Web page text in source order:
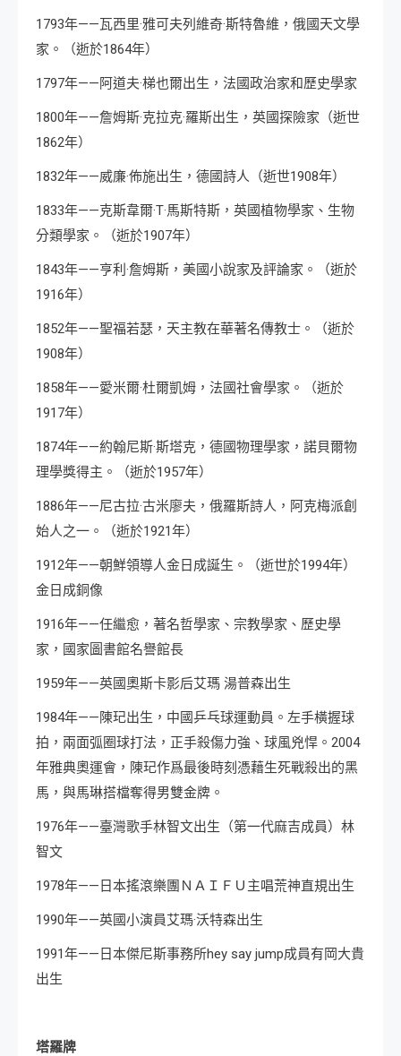
1793年——瓦西里·雅可夫列維奇·斯特魯維，俄國天文學
家。（逝於1864年）
1797年——阿道夫·梯也爾出生，法國政治家和歷史學家
1800年——詹姆斯·克拉克·羅斯出生，英國探險家（逝世
1862年）
1832年——威廉·佈施出生，德國詩人（逝世1908年）
1833年——克斯韋爾·T·馬斯特斯，英國植物學家、生物
分類學家。（逝於1907年）
1843年——亨利·詹姆斯，美國小說家及評論家。（逝於
1916年）
1852年——聖福若瑟，天主教在華著名傳教士。（逝於
1908年）
1858年——愛米爾·杜爾凱姆，法國社會學家。（逝於
1917年）
1874年——約翰尼斯·斯塔克，德國物理學家，諾貝爾物
理學獎得主。（逝於1957年）
1886年——尼古拉·古米廖夫，俄羅斯詩人，阿克梅派創
始人之一。（逝於1921年）
1912年——朝鮮領導人金日成誕生。（逝世於1994年）
金日成銅像
1916年——任繼愈，著名哲學家、宗教學家、歷史學
家，國家圖書館名譽館長
1959年——英國奧斯卡影后艾瑪 湯普森出生
1984年——陳玘出生，中國乒乓球運動員。左手橫握球
拍，兩面弧圈球打法，正手殺傷力強、球風兇悍。2004
年雅典奧運會，陳玘作爲最後時刻憑藉生死戰殺出的黑
馬，與馬琳搭檔奪得男雙金牌。
1976年——臺灣歌手林智文出生（第一代麻吉成員）林
智文
1978年——日本搖滾樂團ＮＡＩＦＵ主唱荒神直規出生
1990年——英國小演員艾瑪·沃特森出生
1991年——日本傑尼斯事務所hey say jump成員有岡大貴
出生
塔羅牌